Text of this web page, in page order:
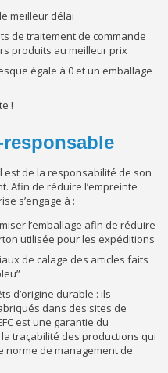
meilleur délai
de traitement de commande
produits au meilleur prix
égale à 0 et un emballage
!
est de la responsabilité de son
Afin de réduire l’empreinte
s’engage à :
l’emballage afin de réduire
utilisée pour les expéditions
de calage des articles faits
d’origine durable : ils
dans des sites de
est une garantie du
traçabilité des productions qui
norme de management de